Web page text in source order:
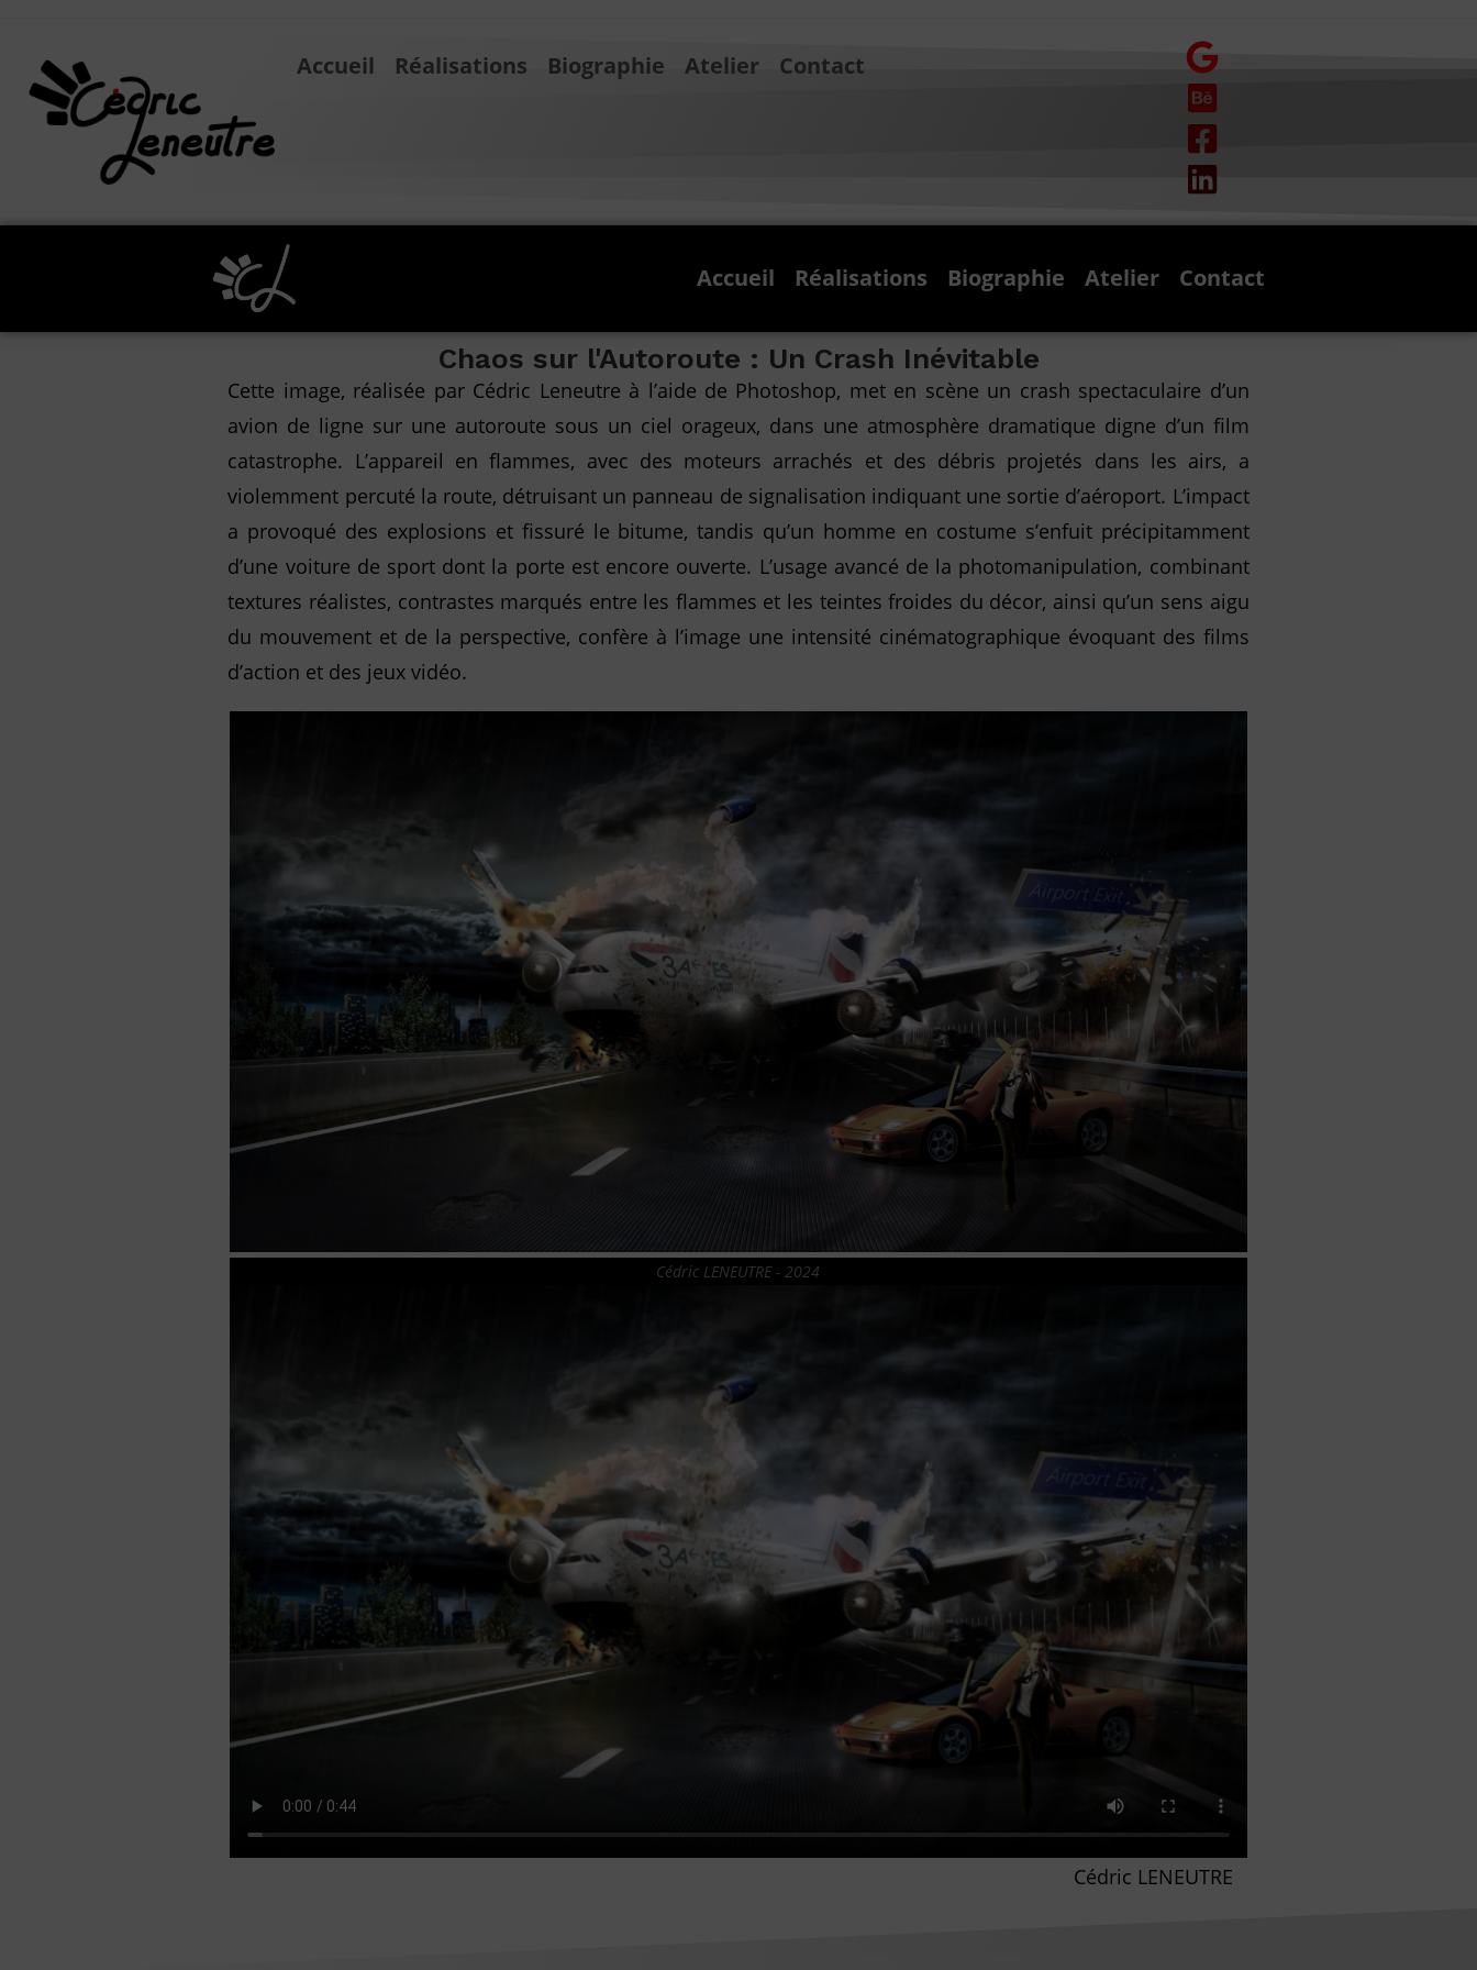
Accueil Réalisations Biographie Atelier Contact
Accueil Réalisations Biographie Atelier Contact
Chaos sur l'Autoroute : Un Crash Inévitable
Cette image, réalisée par Cédric Leneutre à l’aide de Photoshop, met en scène un crash spectaculaire d’un
avion de ligne sur une autoroute sous un ciel orageux, dans une atmosphère dramatique digne d’un film
catastrophe. L’appareil en flammes, avec des moteurs arrachés et des débris projetés dans les airs, a
violemment percuté la route, détruisant un panneau de signalisation indiquant une sortie d’aéroport. L’impact
a provoqué des explosions et fissuré le bitume, tandis qu’un homme en costume s’enfuit précipitamment
d’une voiture de sport dont la porte est encore ouverte. L’usage avancé de la photomanipulation, combinant
textures réalistes, contrastes marqués entre les flammes et les teintes froides du décor, ainsi qu’un sens aigu
du mouvement et de la perspective, confère à l’image une intensité cinématographique évoquant des films
d’action et des jeux vidéo.
Cédric LENEUTRE - 2024
Cédric LENEUTRE